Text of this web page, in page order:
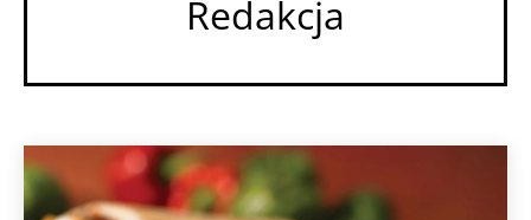
Redakcja